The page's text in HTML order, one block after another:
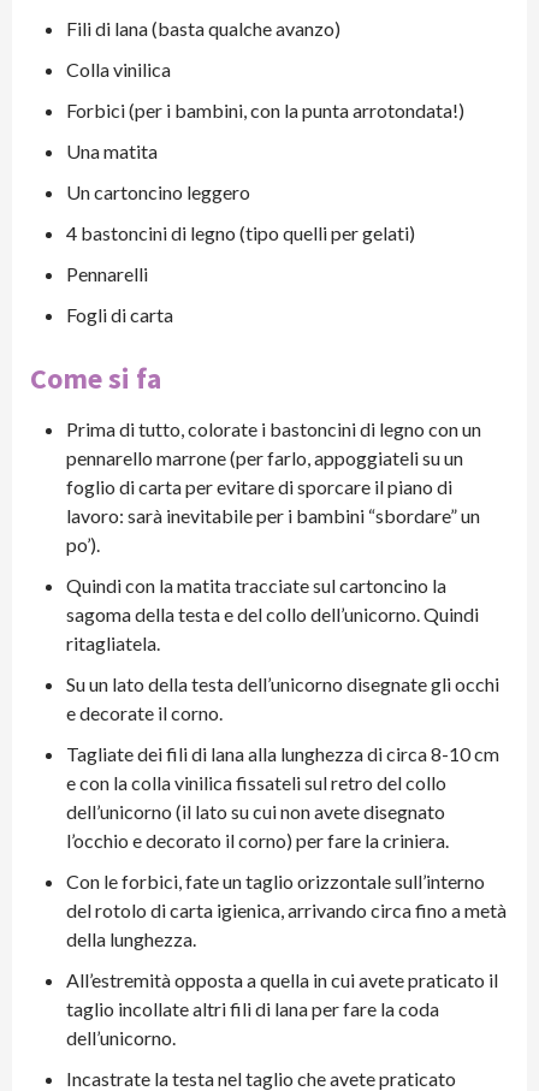
Fili di lana (basta qualche avanzo)
Colla vinilica
Forbici (per i bambini, con la punta arrotondata!)
Una matita
Un cartoncino leggero
4 bastoncini di legno (tipo quelli per gelati)
Pennarelli
Fogli di carta
Come si fa
Prima di tutto, colorate i bastoncini di legno con un
pennarello marrone (per farlo, appoggiateli su un
foglio di carta per evitare di sporcare il piano di
lavoro: sarà inevitabile per i bambini “sbordare” un
po’).
Quindi con la matita tracciate sul cartoncino la
sagoma della testa e del collo dell’unicorno. Quindi
ritagliatela.
Su un lato della testa dell’unicorno disegnate gli occhi
e decorate il corno.
Tagliate dei fili di lana alla lunghezza di circa 8-10 cm
e con la colla vinilica fissateli sul retro del collo
dell’unicorno (il lato su cui non avete disegnato
l’occhio e decorato il corno) per fare la criniera.
Con le forbici, fate un taglio orizzontale sull’interno
del rotolo di carta igienica, arrivando circa fino a metà
della lunghezza.
All’estremità opposta a quella in cui avete praticato il
taglio incollate altri fili di lana per fare la coda
dell’unicorno.
Incastrate la testa nel taglio che avete praticato